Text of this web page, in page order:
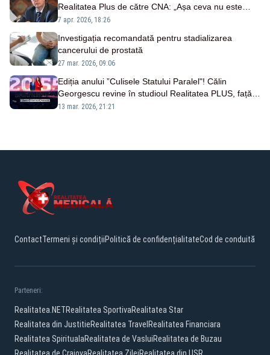
Realitatea Plus de către CNA: „Așa ceva nu este
permis în democrație”
7 apr. 2026, 18:26
Investigația recomandată pentru stadializarea
cancerului de prostată
27 mar. 2026, 09:06
Ediția anului ”Culisele Statului Paralel"! Călin
Georgescu revine în studioul Realitatea PLUS, față
în față cu Anca Alexandrescu. Duminică, ora 20:55 -
13 mar. 2026, 21:21
ContactTermeni și condițiiPolitică de confidențialitateCod de conduită
Parteneri:
Realitatea.NETRealitatea SportivaRealitatea Star
Realitatea din JustitieRealitatea TravelRealitatea Financiara
Realitatea SpiritualaRealitatea de VasluiRealitatea de Buzau
Realitatea de CraiovaRealitatea ZileiRealitatea din USR